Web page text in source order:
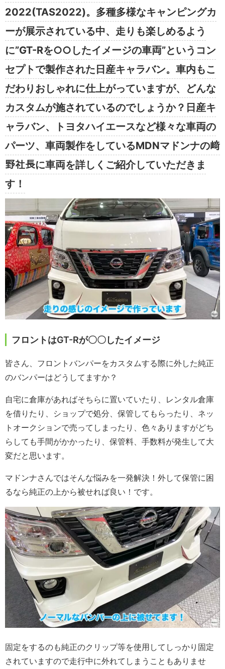
2022(TAS2022)。多種多様なキャンピングカ
ーが展示されている中、走りも楽しめるよう
に”GT-Rを○○したイメージの車両”というコン
セプトで製作された日産キャラバン。車内もこ
だわりおしゃれに仕上がっていますが、どんな
カスタムが施されているのでしょうか？日産キ
ャラバン、トヨタハイエースなど様々な車両の
パーツ、車両製作をしているMDNマドンナの﨑
野社長に車両を詳しくご紹介していただきま
す！
フロントはGT-Rが〇〇したイメージ
皆さん、フロントバンパーをカスタムする際に外した純正
のバンパーはどうしてますか？
自宅に倉庫があればそちらに置いていたり、レンタル倉庫
を借りたり、ショップで処分、保管してもらったり、ネッ
トオークションで売ってしまったり、色々ありますがどち
らしても手間がかかったり、保管料、手数料が発生して大
変だと思います。
マドンナさんではそんな悩みを一発解決！外して保管に困
るなら純正の上から被せれば良い！です。
固定をするのも純正のクリップ等を使用してしっかり固定
されていますので走行中に外れてしまうこともありませ